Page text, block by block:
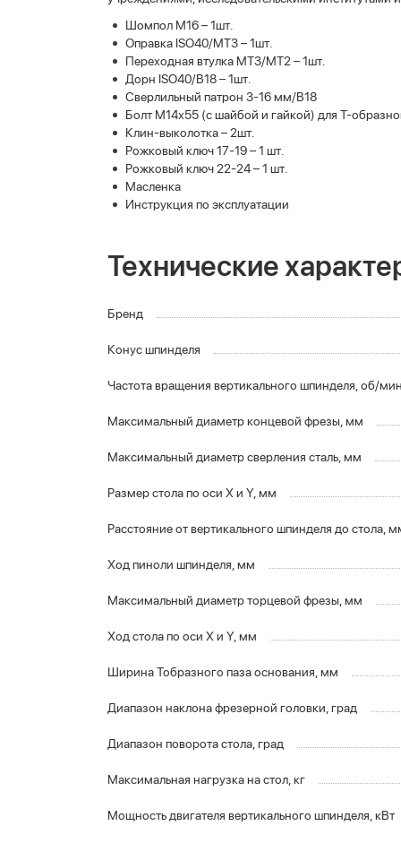
Шомпол М16 – 1шт.
Оправка ISO40/MT3 – 1шт.
Переходная втулка MT3/MT2 – 1шт.
Дорн ISO40/В18 – 1шт.
Сверлильный патрон 3-16 мм/В18
Болт М14х55 (с шайбой и гайкой) для Т-
Клин-выколотка – 2шт.
Рожковый ключ 17-19 – 1 шт.
Рожковый ключ 22-24 – 1 шт.
Масленка
Инструкция по эксплуатации
Технические
Бренд
Конус шпинделя
Частота вращения вертикального шпинделя, об/
Максимальный диаметр концевой фрезы, мм
Максимальный диаметр сверления сталь, мм
Размер стола по оси X и Y, мм
Расстояние от вертикального шпинделя до стола,
Ход пиноли шпинделя, мм
Максимальный диаметр торцевой фрезы, мм
Ход стола по оси X и Y, мм
Ширина Тобразного паза основания, мм
Диапазон наклона фрезерной головки, град
Диапазон поворота стола, град
Максимальная нагрузка на стол, кг
Мощность двигателя вертикального шпинделя, кВт